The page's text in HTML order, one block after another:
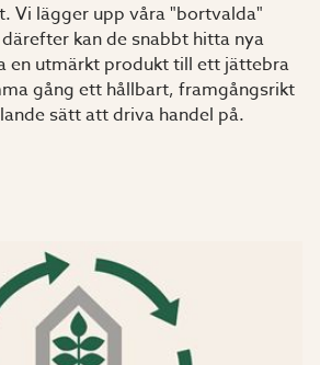
Vi lägger upp våra "bortvalda"
kan de snabbt hitta nya
en utmärkt produkt till ett jättebra
gång ett hållbart, framgångsrikt
sätt att driva handel på.